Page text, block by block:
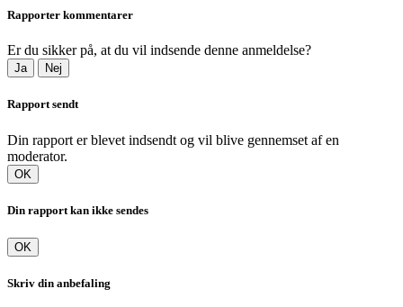
Rapporter kommentarer
Er du sikker på, at du vil indsende denne anmeldelse?
Ja Nej
Rapport sendt
Din rapport er blevet indsendt og vil blive gennemset af en
moderator.
OK
Din rapport kan ikke sendes
OK
Skriv din anbefaling